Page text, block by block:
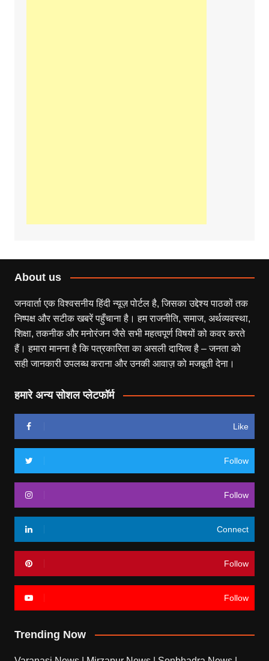
About us
जनवार्ता एक विश्वसनीय हिंदी न्यूज़ पोर्टल है, जिसका उद्देश्य पाठकों तक
निष्पक्ष और सटीक खबरें पहुँचाना है। हम राजनीति, समाज, अर्थव्यवस्था,
शिक्षा, तकनीक और मनोरंजन जैसे सभी महत्वपूर्ण विषयों को कवर करते
हैं। हमारा मानना है कि पत्रकारिता का असली दायित्व है – जनता को
सही जानकारी उपलब्ध कराना और उनकी आवाज़ को मजबूती देना।
हमारे अन्य सोशल प्लेटफॉर्म
Like
Follow
Follow
Connect
Follow
Follow
Trending Now